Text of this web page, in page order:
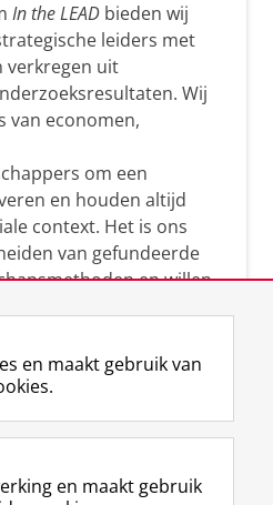
In the LEAD bieden wij
leiders met
verkregen uit
Wij
van economen,
om een
en houden altijd
context. Het is ons
van gefundeerde
en willen
economische en
Samen tillen wij
organisatie naar een
en maakt gebruik van
en maakt gebruik